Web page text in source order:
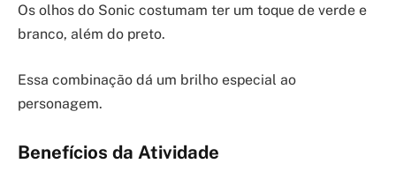
Os olhos do Sonic costumam ter um toque de verde e
branco, além do preto.
Essa combinação dá um brilho especial ao
personagem.
Benefícios da Atividade